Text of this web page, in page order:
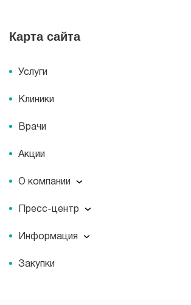
Карта сайта
Услуги
Клиники
Врачи
Акции
О компании
О компании
История
Документы
Пресс-центр
Пресс-центр
Журнал для пациентов «МЕДСИ СЕГОДНЯ»
Информация
Информация
Закупки